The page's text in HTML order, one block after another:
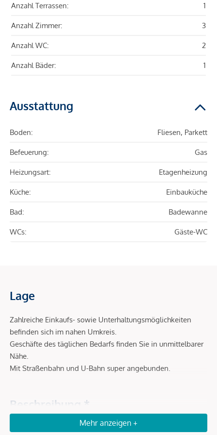
Anzahl Terrassen: 1
Anzahl Zimmer: 3
Anzahl WC: 2
Anzahl Bäder: 1
Ausstattung
Boden: Fliesen, Parkett
Befeuerung: Gas
Heizungsart: Etagenheizung
Küche: Einbauküche
Bad: Badewanne
WCs: Gäste-WC
Lage
Zahlreiche Einkaufs- sowie Unterhaltungsmöglichkeiten
befinden sich im nahen Umkreis.
Geschäfte des täglichen Bedarfs finden Sie in unmittelbarer
Nähe.
Mit Straßenbahn und U-Bahn super angebunden.
Beschreibung *
Zum Verkauf steht eine hochwertig ausgebaute
Mehr anzeigen +